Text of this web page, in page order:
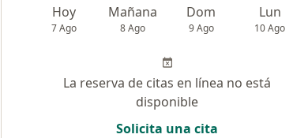
Hoy
7 Ago
Mañana
8 Ago
Dom
9 Ago
Lun
10 Ago
La reserva de citas en línea no está
disponible
Solicita una cita